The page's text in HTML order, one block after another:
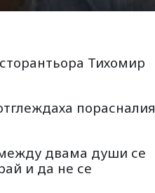
Тихомир
порасналия
двама души се
и да не се